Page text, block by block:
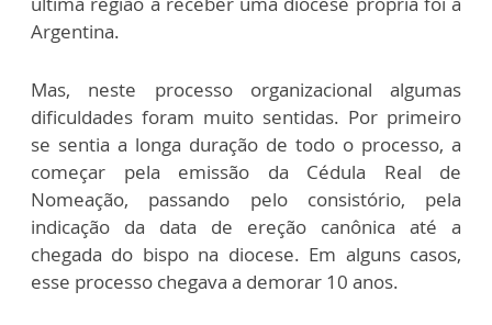
Argentina.
Mas, neste processo organizacional algumas
dificuldades foram muito sentidas. Por primeiro
se sentia a longa duração de todo o processo, a
começar pela emissão da Cédula Real de
Nomeação, passando pelo consistório, pela
indicação da data de ereção canônica até a
chegada do bispo na diocese. Em alguns casos,
esse processo chegava a demorar 10 anos.